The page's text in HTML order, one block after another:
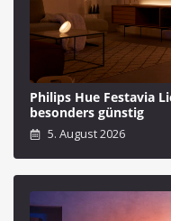
Philips Hue Festavia
besonders günstig
5. August 2026